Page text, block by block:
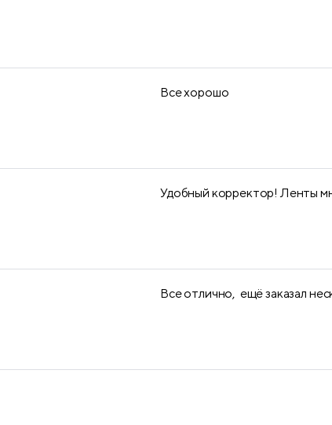
Все хорошо
Удобный корректор! Ленты
Все отлично, ещё заказал